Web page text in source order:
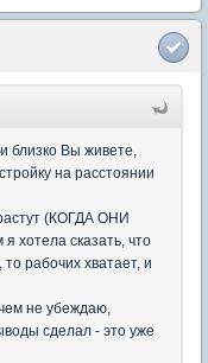
близко Вы живете,
на расстоянии
(КОГДА ОНИ
хотела сказать, что
рабочих хватает, и
не убеждаю,
сделал - это уже